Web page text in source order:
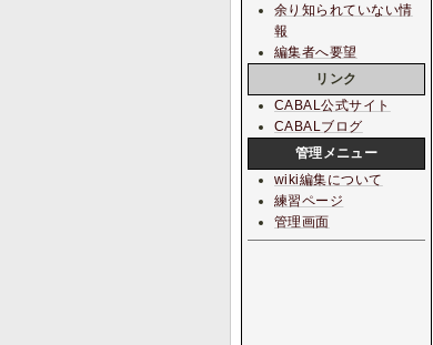
余り知られていない情
報
編集者へ要望
リンク
CABAL公式サイト
CABALブログ
管理メニュー
wiki編集について
練習ページ
管理画面